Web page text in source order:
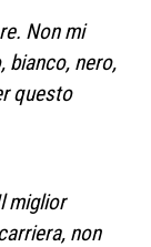
Non mi
bianco, nero,
questo
miglior
non